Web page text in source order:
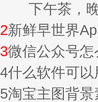
下午茶，晚
2新鲜早世界
3微信公众号
4什么软件可
5淘宝主图背